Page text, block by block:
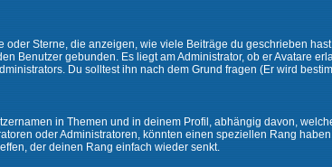
Sterne, die anzeigen, wie viele Beiträge du geschrieben
Benutzer gebunden. Es liegt am Administrator, ob er Avatare
Du solltest ihn nach dem Grund fragen (Er wird
in Themen und in deinem Profil, abhängig davon,
oder Administratoren, könnten einen speziellen Rang
der deinen Rang einfach wieder senkt.